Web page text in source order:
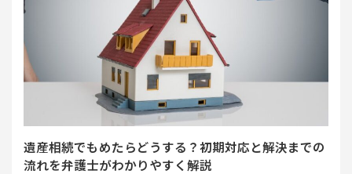
遺産相続でもめたらどうする？初期対応と解決までの
流れを弁護士がわかりやすく解説